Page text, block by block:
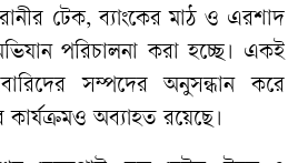
টেক, ব্যাংকের মাঠ ও এরশাদ
পরিচালনা করা হচ্ছে। একই
সম্পদের অনুসন্ধান করে
অব্যাহত রয়েছে।